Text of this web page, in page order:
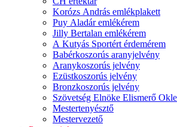
Korózs András emlékplakett
Puy Aladár emlékérem
Jilly Bertalan emlékérem
A Kutyás Sportért érdemérem
Babérkoszorús aranyjelvény
Aranykoszorús jelvény
Ezüstkoszorús jelvény
Bronzkoszorús jelvény
Szövetség Elnöke Elismerő
Mestertenyésztő
Mestervezető